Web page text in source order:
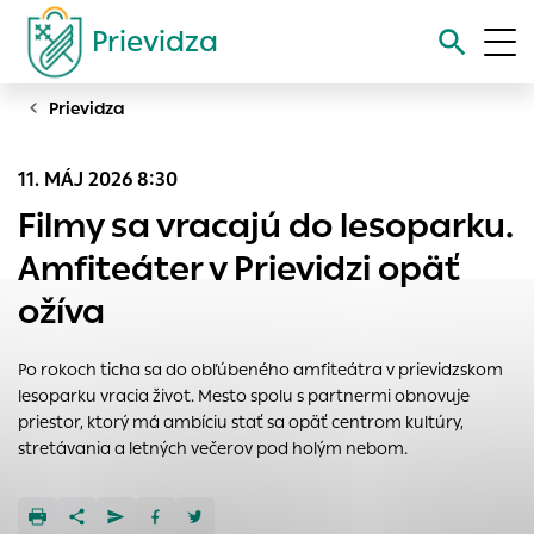
Prievidza
Vyhľadávanie
Prievidza
11. MÁJ 2026 8:30
Filmy sa vracajú do lesoparku.
Amfiteáter v Prievidzi opäť
ožíva
Po rokoch ticha sa do obľúbeného amfiteátra v prievidzskom
lesoparku vracia život. Mesto spolu s partnermi obnovuje
priestor, ktorý má ambíciu stať sa opäť centrom kultúry,
stretávania a letných večerov pod holým nebom.
Nastavenie cookies
Cookies sú malé súbory, do ktorých webové stránky môžu
ukladať informácie o vašej aktivite a preferenciách.
Používajú sa napríklad k tomu, aby si webový prehliadač
voľba v tomto okne.
Vyberte úroveň cookies, ktorú chcete povoliť
Technické cookies
umožňujú základné funkcie, ako je navigácia na stránke a